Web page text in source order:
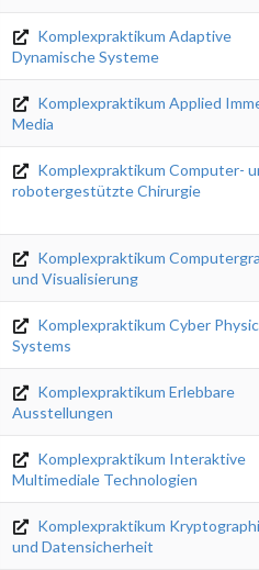
Komplexpraktikum Adaptive
Dynamische Systeme
Komplexpraktikum Applied
Media
Komplexpraktikum Computer-
robotergestützte Chirurgie
Komplexpraktikum
und Visualisierung
Komplexpraktikum Cyber
Systems
Komplexpraktikum Erlebbare
Ausstellungen
Komplexpraktikum Interaktive
Multimediale Technologien
Komplexpraktikum
und Datensicherheit